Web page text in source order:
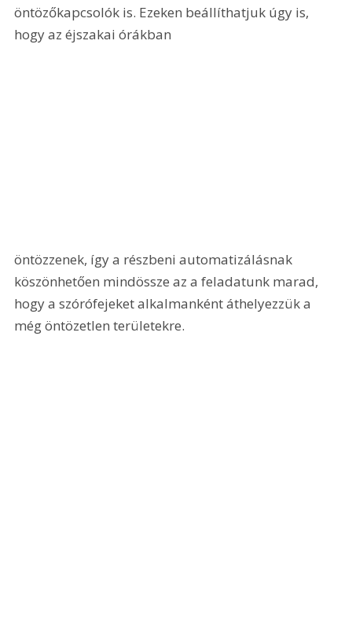
öntözőkapcsolók is. Ezeken beállíthatjuk úgy is,
hogy az éjszakai órákban
öntözzenek, így a részbeni automatizálásnak
köszönhetően mindössze az a feladatunk marad,
hogy a szórófejeket alkalmanként áthelyezzük a
még öntözetlen területekre.